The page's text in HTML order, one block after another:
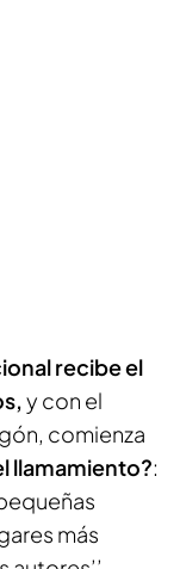
recibe el
y con el
comienza
llamamiento?:
más